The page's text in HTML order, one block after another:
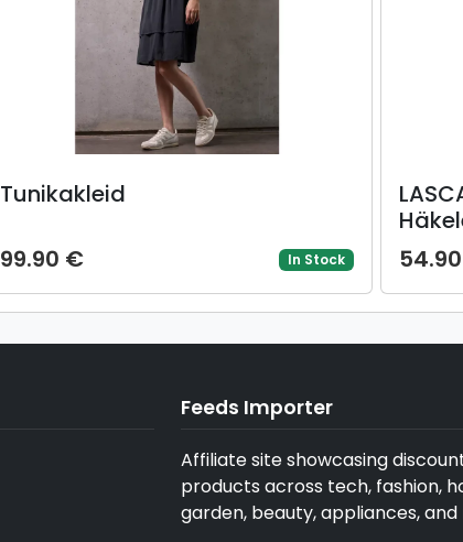
Tunikakleid
99.90 € In Stock
locker
Feeds Importer
Affiliate site showcasing
products across tech, fashion,
garden, beauty, appliances,